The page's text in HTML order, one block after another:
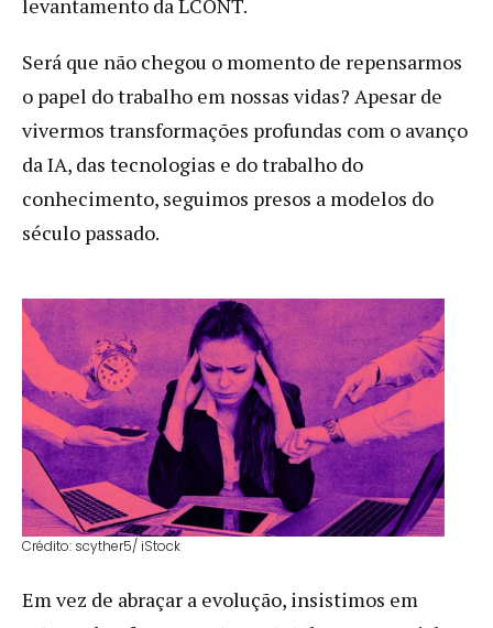
levantamento da LCONT.
Será que não chegou o momento de repensarmos
o papel do trabalho em nossas vidas? Apesar de
vivermos transformações profundas com o avanço
da IA, das tecnologias e do trabalho do
conhecimento, seguimos presos a modelos do
século passado.
Crédito: scyther5/ iStock
Em vez de abraçar a evolução, insistimos em